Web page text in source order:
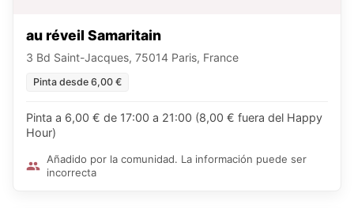
au réveil Samaritain
3 Bd Saint-Jacques, 75014 Paris, France
Pinta desde 6,00 €
Pinta a 6,00 € de 17:00 a 21:00 (8,00 € fuera del Happy
Hour)
Añadido por la comunidad. La información puede ser
incorrecta